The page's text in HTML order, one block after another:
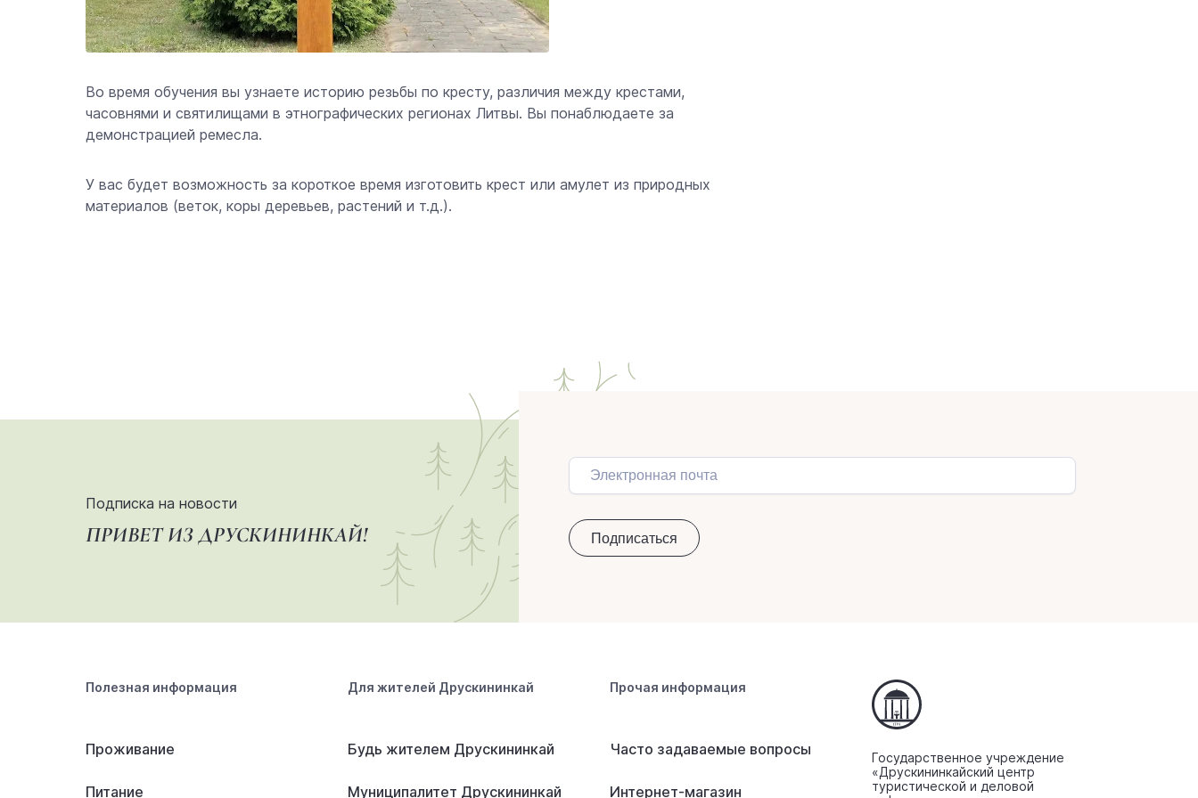
Во время обучения вы узнаете историю резьбы по кресту, различия между крестами,
часовнями и святилищами в этнографических регионах Литвы. Вы понаблюдаете за
демонстрацией ремесла.
У вас будет возможность за короткое время изготовить крест или амулет из природных
материалов (веток, коры деревьев, растений и т.д.).
Подписка на новости
ПРИВЕТ ИЗ ДРУСКИНИНКАЙ!
Полезная информация
Проживание
Питание
Для жителей Друскининкай
Будь жителем Друскининкай
Муниципалитет Друскининкай
Прочая информация
Часто задаваемые вопросы
Интернет-магазин
Государственное учреждение
«Друскининкайский центр
туристической и деловой